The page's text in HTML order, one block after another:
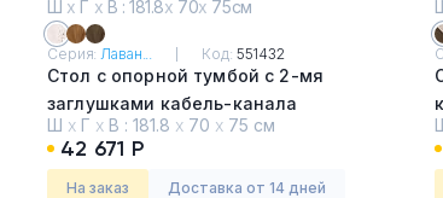
Ш х Г х В : 181.8х 70х 75см
Серия:Лаван... Код: 551432
Стол с опорной тумбой с 2-мя
заглушками кабель-канала
Таксония светлая
Ш х Г х В : 181.8 х 70 х 75 см
42 671 Р
На заказ Доставка от 14 дней